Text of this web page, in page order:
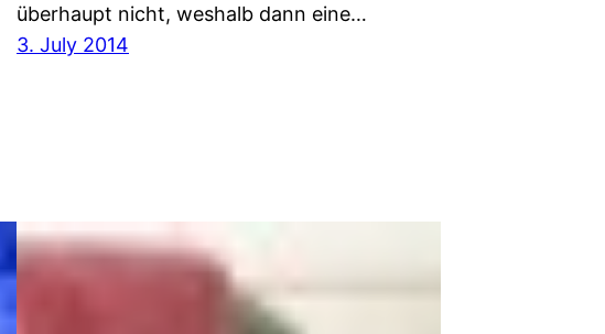
überhaupt nicht, weshalb dann eine…
3. July 2014